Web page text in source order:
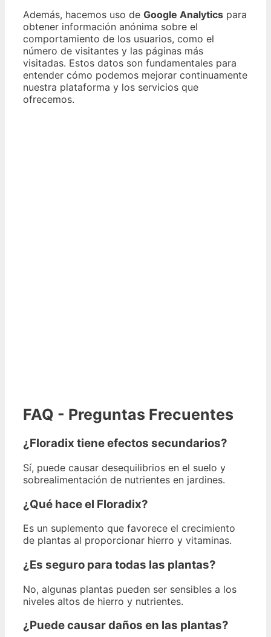
Además, hacemos uso de Google Analytics para
obtener información anónima sobre el
comportamiento de los usuarios, como el
número de visitantes y las páginas más
visitadas. Estos datos son fundamentales para
entender cómo podemos mejorar continuamente
nuestra plataforma y los servicios que
ofrecemos.
FAQ - Preguntas Frecuentes
¿Floradix tiene efectos secundarios?
Sí, puede causar desequilibrios en el suelo y
sobrealimentación de nutrientes en jardines.
¿Qué hace el Floradix?
Es un suplemento que favorece el crecimiento
de plantas al proporcionar hierro y vitaminas.
¿Es seguro para todas las plantas?
No, algunas plantas pueden ser sensibles a los
niveles altos de hierro y nutrientes.
¿Puede causar daños en las plantas?